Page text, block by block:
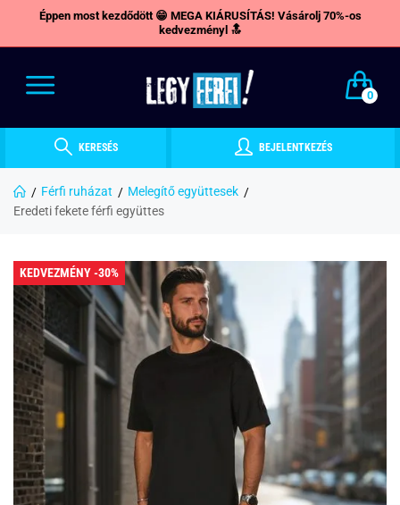
Éppen most kezdődött 😁 MEGA KIÁRUSÍTÁS! Vásárolj 70%-os
kedvezményl 🔝
0
KERESÉS BEJELENTKEZÉS
Férfi ruházat
Melegítő együttesek
Eredeti fekete férfi együttes
KEDVEZMÉNY -30%